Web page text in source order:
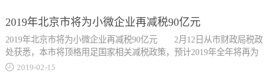
2019年北京市将为小微企业再减税90亿元
2019年北京市将为小微企业再减税90亿元 2月12日从市财政局税政
处获悉，本市将顶格用足国家相关减税政策，预计2019年全年将再为
小微企业送出减负红包90亿元。 近日，中央出台普惠性减税政
2019-02-15